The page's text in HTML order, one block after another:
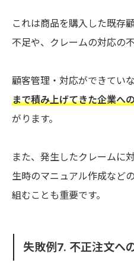
これは商品を購入した既存
不足や、クレームの対応の
顧客管理・対応ができていな
まで積み上げてきた企業へ
がります。
また、発生したクレームに
生時のマニュアル作成など
組むことも重要です。
失敗例7. 不正注文へ